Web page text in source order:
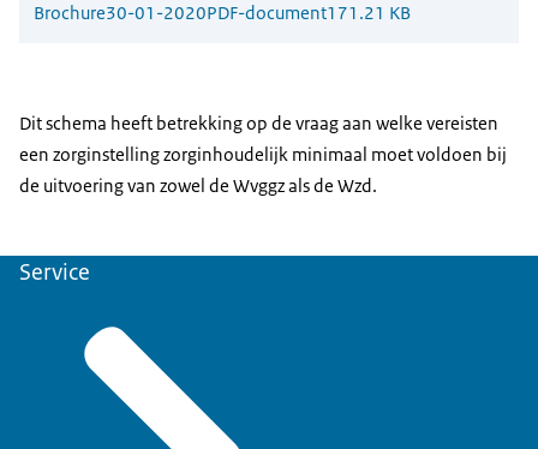
Brochure30-01-2020PDF-document171.21 KB
Dit schema heeft betrekking op de vraag aan welke vereisten
een zorginstelling zorginhoudelijk minimaal moet voldoen bij
de uitvoering van zowel de Wvggz als de Wzd.
Service